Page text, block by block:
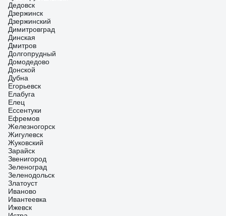
Дедовск
Дзержинск
Дзержинский
Димитровград
Динская
Дмитров
Долгопрудный
Домодедово
Донской
Дубна
Егорьевск
Елабуга
Елец
Ессентуки
Ефремов
Железногорск
Жигулевск
Жуковский
Зарайск
Звенигород
Зеленоград
Зеленодольск
Златоуст
Иваново
Ивантеевка
Ижевск